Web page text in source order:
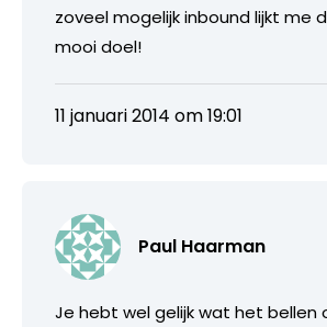
zoveel mogelijk inbound lijkt me
mooi doel!
11 januari 2014 om 19:01
Paul Haarman
Je hebt wel gelijk wat het bellen